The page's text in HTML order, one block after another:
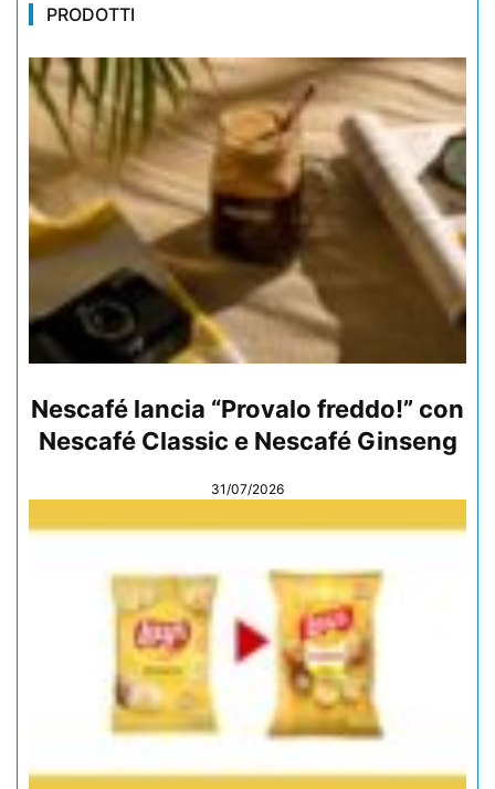
PRODOTTI
Nescafé lancia “Provalo freddo!” con
Nescafé Classic e Nescafé Ginseng
31/07/2026